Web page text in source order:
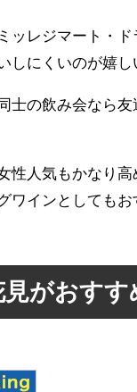
ッレジマート・
しにくいのが嬉し
士の飲み会なら
性人気もかなり高
ワインとしても
がおすす